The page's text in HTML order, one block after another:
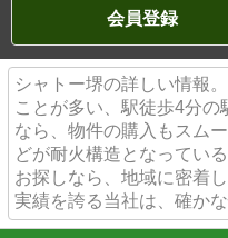
会員登録
シャトー堺の詳しい情報
ことが多い、駅徒歩4分
なら、物件の購入もスム
どが耐火構造となってい
お探しなら、地域に密着
実績を誇る当社は、確か